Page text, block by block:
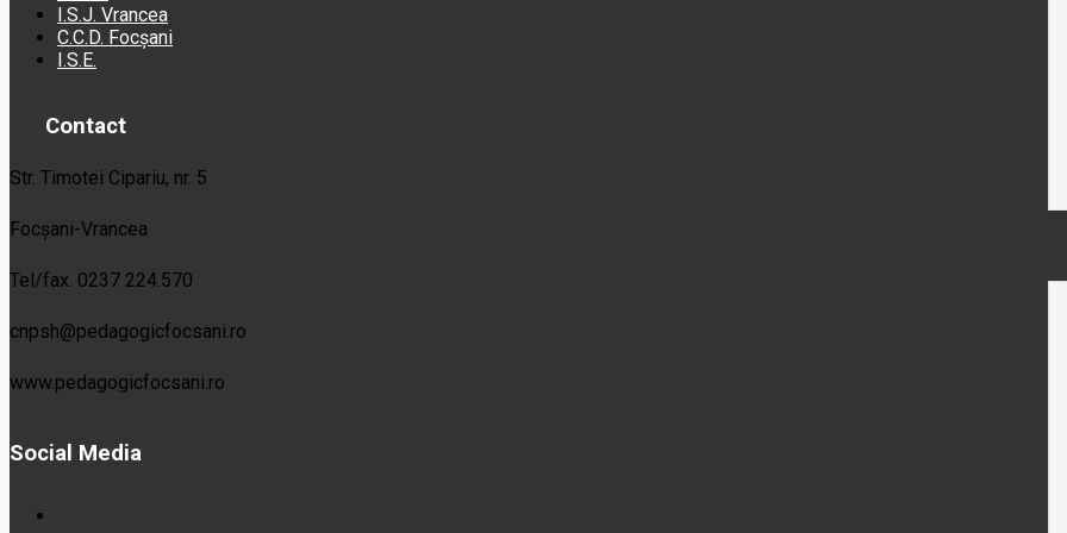
I.S.J. Vrancea
C.C.D. Focșani
I.S.E.
Contact
Str. Timotei Cipariu, nr. 5
Focșani-Vrancea
Tel/fax. 0237 224.570
cnpsh@pedagogicfocsani.ro
www.pedagogicfocsani.ro
Social Media